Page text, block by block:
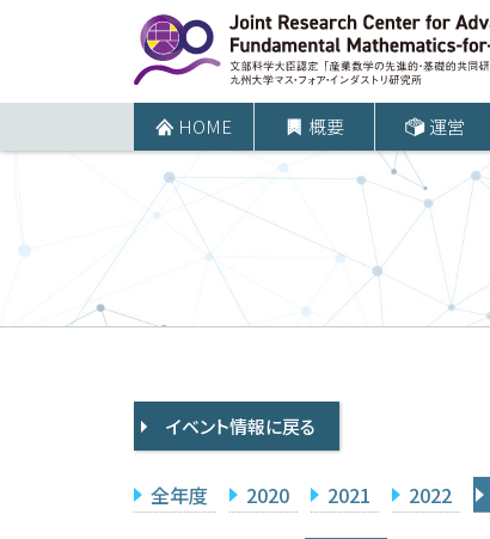
ツ
プ
HOME 概要 運営
イベント情報に戻る
全年度 2020 2021 2022